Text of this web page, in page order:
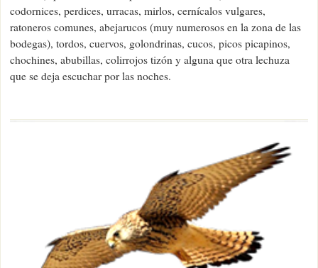
codornices, perdices, urracas, mirlos, cernícalos vulgares,
ratoneros comunes, abejarucos (muy numerosos en la zona de las
bodegas), tordos, cuervos, golondrinas, cucos, picos picapinos,
chochines, abubillas, colirrojos tizón y alguna que otra lechuza
que se deja escuchar por las noches.